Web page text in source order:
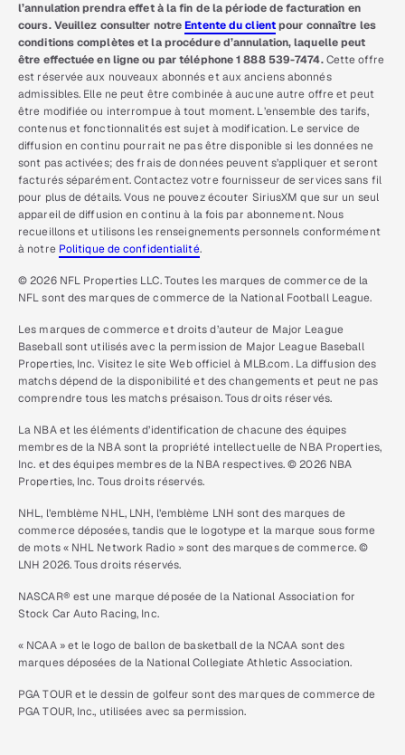
l’annulation prendra effet à la fin de la période de facturation en
cours. Veuillez consulter notreEntente du clientpour connaître les
conditions complètes et la procédure d’annulation, laquelle peut
être effectuée en ligne ou par téléphone 1 888 539-7474.Cette offre
est réservée aux nouveaux abonnés et aux anciens abonnés
admissibles. Elle ne peut être combinée à aucune autre offre et peut
être modifiée ou interrompue à tout moment. L’ensemble des tarifs,
contenus et fonctionnalités est sujet à modification. Le service de
diffusion en continu pourrait ne pas être disponible si les données ne
sont pas activées; des frais de données peuvent s’appliquer et seront
facturés séparément. Contactez votre fournisseur de services sans fil
pour plus de détails. Vous ne pouvez écouter SiriusXM que sur un seul
appareil de diffusion en continu à la fois par abonnement. Nous
recueillons et utilisons les renseignements personnels conformément
à notre Politique de confidentialité.
© 2026 NFL Properties LLC. Toutes les marques de commerce de la
NFL sont des marques de commerce de la National Football League.
Les marques de commerce et droits d’auteur de Major League
Baseball sont utilisés avec la permission de Major League Baseball
Properties, Inc. Visitez le site Web officiel à MLB.com. La diffusion des
matchs dépend de la disponibilité et des changements et peut ne pas
comprendre tous les matchs présaison. Tous droits réservés.
La NBA et les éléments d’identification de chacune des équipes
membres de la NBA sont la propriété intellectuelle de NBA Properties,
Inc. et des équipes membres de la NBA respectives. © 2026 NBA
Properties, Inc. Tous droits réservés.
NHL, l’emblème NHL, LNH, l’emblème LNH sont des marques de
commerce déposées, tandis que le logotype et la marque sous forme
de mots « NHL Network Radio » sont des marques de commerce. ©
LNH 2026. Tous droits réservés.
NASCAR® est une marque déposée de la National Association for
Stock Car Auto Racing, Inc.
« NCAA » et le logo de ballon de basketball de la NCAA sont des
marques déposées de la National Collegiate Athletic Association.
PGA TOUR et le dessin de golfeur sont des marques de commerce de
PGA TOUR, Inc., utilisées avec sa permission.